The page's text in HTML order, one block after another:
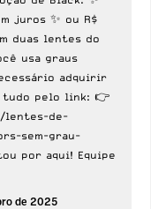
juros ✨ ou R$
duas lentes do
usa graus
adquirir
tudo pelo link: 👉
lentes-de-
sem-grau-
por aqui! Equipe
de 2025